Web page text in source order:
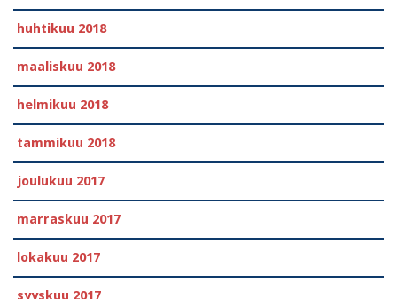
huhtikuu 2018
maaliskuu 2018
helmikuu 2018
tammikuu 2018
joulukuu 2017
marraskuu 2017
lokakuu 2017
syyskuu 2017